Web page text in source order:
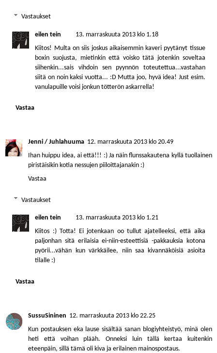
Vastaukset
eilen tein
13. marraskuuta 2013 klo 1.18
Kiitos! Multa on siis joskus aikaisemmin kaveri pyytänyt tissue
boxin suojusta, mietinkin että voisko tätä jotenkin soveltaa
siihenkin...sais vihdoin sen pyynnön toteutettua...vastahan
siitä on noin kaksi vuotta... :D Mutta joo, hyvä idea! Just esim.
vanulapuille voisi jonkun tötterön askarrella!
Vastaa
Jenni / Juhlahuuma 12. marraskuuta 2013 klo 20.49
Ihan huippu idea, ai että!!! :) Ja näin flunssakautena kyllä tuollainen
piristäisikin kotia nessujen piiloittajanakin :)
Vastaa
Vastaukset
eilen tein
13. marraskuuta 2013 klo 1.21
Kiitos :) Totta! Ei jotenkaan oo tullut ajatelleeksi, että aika
paljonhan sitä erilaisia ei-niin-esteettisiä -pakkauksia kotona
pyörii...vähän kun värkkäilee, niin saa kivannäköisiä asioita
tilalle :)
Vastaa
SussuSininen 12. marraskuuta 2013 klo 22.25
Kun postauksen eka lause sisältää sanan blogiyhteistyö, minä olen
heti että voihan plääh. Onneksi luin tällä kertaa kuitenkin
eteenpäin, sillä tämä oli kiva ja erilainen mainospostaus.